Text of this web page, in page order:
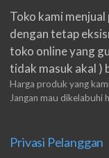
Toko kami
dengan tetap
toko online yang
tidak masuk akal )
Harga produk yang
Jangan mau dikelabuhi
Privasi Pelanggan